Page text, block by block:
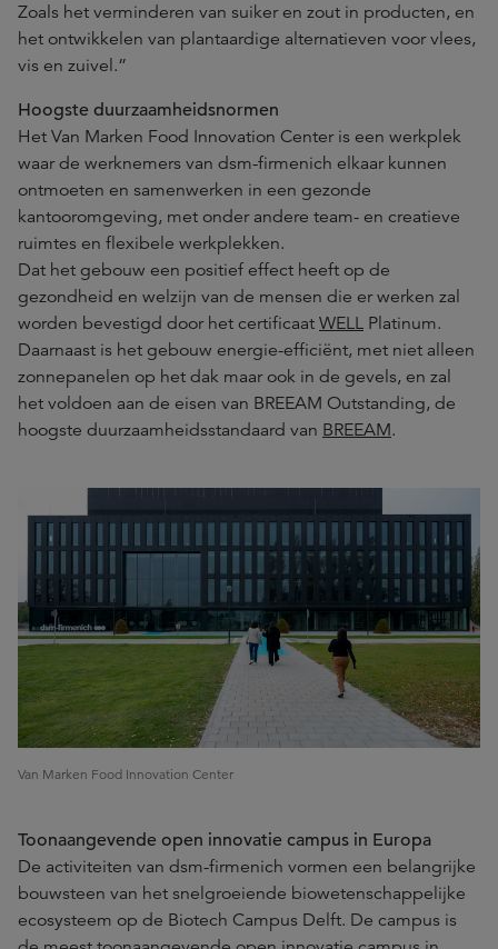
Zoals het verminderen van suiker en zout in producten, en
het ontwikkelen van plantaardige alternatieven voor vlees,
vis en zuivel.”
Hoogste duurzaamheidsnormen
Het Van Marken Food Innovation Center is een werkplek
waar de werknemers van dsm-firmenich elkaar kunnen
ontmoeten en samenwerken in een gezonde
kantooromgeving, met onder andere team- en creatieve
ruimtes en flexibele werkplekken.
Dat het gebouw een positief effect heeft op de
gezondheid en welzijn van de mensen die er werken zal
worden bevestigd door het certificaat WELL Platinum.
Daarnaast is het gebouw energie-efficiënt, met niet alleen
zonnepanelen op het dak maar ook in de gevels, en zal
het voldoen aan de eisen van BREEAM Outstanding, de
hoogste duurzaamheidsstandaard van BREEAM.
Van Marken Food Innovation Center
Toonaangevende open innovatie campus in Europa
De activiteiten van dsm-firmenich vormen een belangrijke
bouwsteen van het snelgroeiende biowetenschappelijke
ecosysteem op de Biotech Campus Delft. De campus is